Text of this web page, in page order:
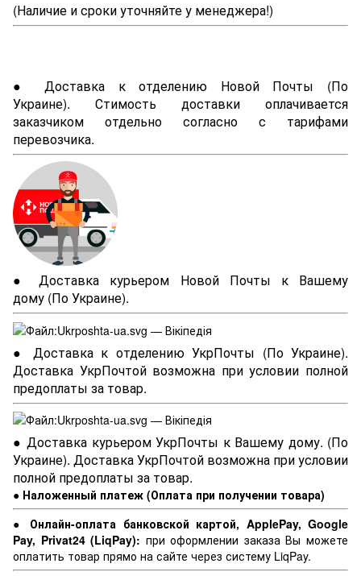
(Наличие и сроки уточняйте у менеджера!)
● Доставка к отделению Новой Почты (По
Украине). Стимость доставки оплачивается
заказчиком отдельно согласно с тарифами
перевозчика.
● Доставка курьером Новой Почты к Вашему
дому (По Украине).
● Доставка к отделению УкрПочты (По Украине).
Доставка УкрПочтой возможна при условии полной
предоплаты за товар.
● Доставка курьером УкрПочты к Вашему дому. (По
Украине). Доставка УкрПочтой возможна при условии
полной предоплаты за товар.
● Наложенный платеж (Оплата при получении товара)
● Онлайн-оплата банковской картой, ApplePay, Google
Pay, Privat24 (LiqPay): при оформлении заказа Вы можете
оплатить товар прямо на сайте через систему LiqPay.